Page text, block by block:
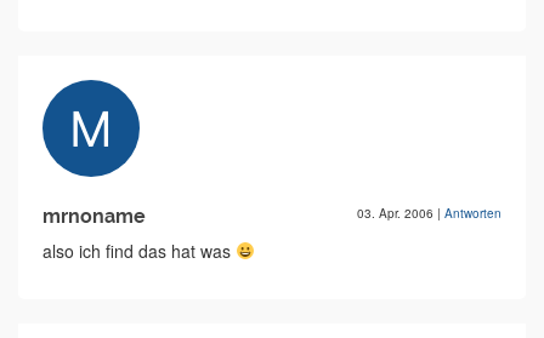
mrnoname 03. Apr. 2006 | Antworten
also ich find das hat was